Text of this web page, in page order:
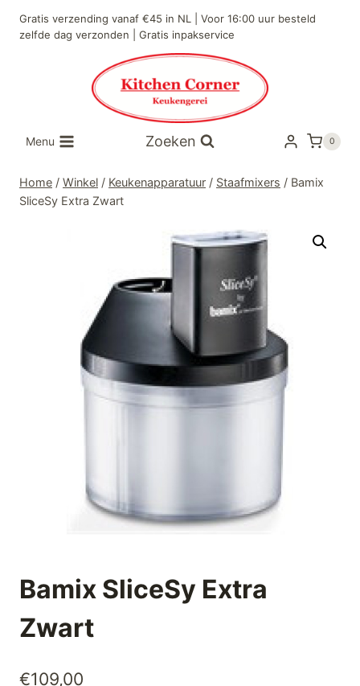
naar
Gratis verzending vanaf €45 in NL | Voor 16:00 uur besteld
zelfde dag verzonden | Gratis inpakservice
Menu Zoeken 0
Home / Winkel / Keukenapparatuur / Staafmixers / Bamix
SliceSy Extra Zwart
Bamix SliceSy Extra
Zwart
€109,00